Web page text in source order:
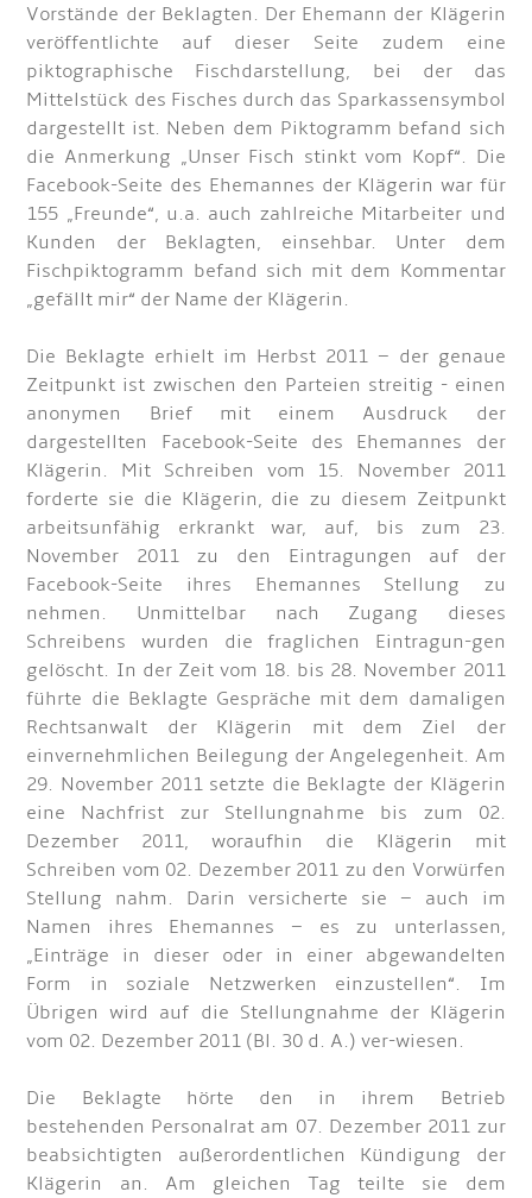
Vorstände der Beklagten. Der Ehemann der Klägerin
veröffentlichte auf dieser Seite zudem eine
piktographische Fischdarstellung, bei der das
Mittelstück des Fisches durch das Sparkassensymbol
dargestellt ist. Neben dem Piktogramm befand sich
die Anmerkung „Unser Fisch stinkt vom Kopf“. Die
Facebook-Seite des Ehemannes der Klägerin war für
155 „Freunde“, u.a. auch zahlreiche Mitarbeiter und
Kunden der Beklagten, einsehbar. Unter dem
Fischpiktogramm befand sich mit dem Kommentar
„gefällt mir“ der Name der Klägerin.
Die Beklagte erhielt im Herbst 2011 – der genaue
Zeitpunkt ist zwischen den Parteien streitig - einen
anonymen Brief mit einem Ausdruck der
dargestellten Facebook-Seite des Ehemannes der
Klägerin. Mit Schreiben vom 15. November 2011
forderte sie die Klägerin, die zu diesem Zeitpunkt
arbeitsunfähig erkrankt war, auf, bis zum 23.
November 2011 zu den Eintragungen auf der
Facebook-Seite ihres Ehemannes Stellung zu
nehmen. Unmittelbar nach Zugang dieses
Schreibens wurden die fraglichen Eintragun-gen
gelöscht. In der Zeit vom 18. bis 28. November 2011
führte die Beklagte Gespräche mit dem damaligen
Rechtsanwalt der Klägerin mit dem Ziel der
einvernehmlichen Beilegung der Angelegenheit. Am
29. November 2011 setzte die Beklagte der Klägerin
eine Nachfrist zur Stellungnahme bis zum 02.
Dezember 2011, woraufhin die Klägerin mit
Schreiben vom 02. Dezember 2011 zu den Vorwürfen
Stellung nahm. Darin versicherte sie – auch im
Namen ihres Ehemannes – es zu unterlassen,
„Einträge in dieser oder in einer abgewandelten
Form in soziale Netzwerken einzustellen“. Im
Übrigen wird auf die Stellungnahme der Klägerin
vom 02. Dezember 2011 (Bl. 30 d. A.) ver-wiesen.
Die Beklagte hörte den in ihrem Betrieb
bestehenden Personalrat am 07. Dezember 2011 zur
beabsichtigten außerordentlichen Kündigung der
Klägerin an. Am gleichen Tag teilte sie dem